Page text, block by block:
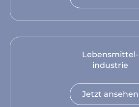
Lebensmittel-
industrie
Jetzt ansehen